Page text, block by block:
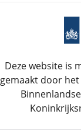
Deze website is
gemaakt door